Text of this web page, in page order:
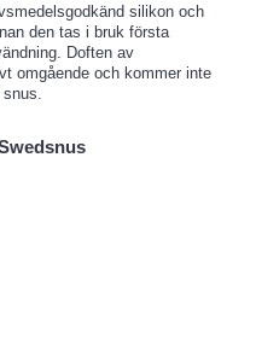
silikon och
den tas i bruk första
Doften av
omgående och kommer inte